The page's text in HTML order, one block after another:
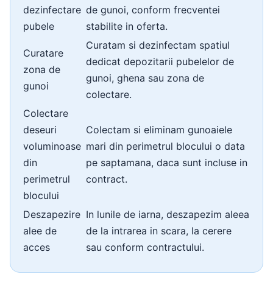
dezinfectare
pubele
de gunoi, conform frecventei
stabilite in oferta.
Curatare
zona de
gunoi
Curatam si dezinfectam spatiul
dedicat depozitarii pubelelor de
gunoi, ghena sau zona de
colectare.
Colectare
deseuri
voluminoase
din
perimetrul
blocului
Colectam si eliminam gunoaiele
mari din perimetrul blocului o data
pe saptamana, daca sunt incluse in
contract.
Deszapezire
alee de
acces
In lunile de iarna, deszapezim aleea
de la intrarea in scara, la cerere
sau conform contractului.